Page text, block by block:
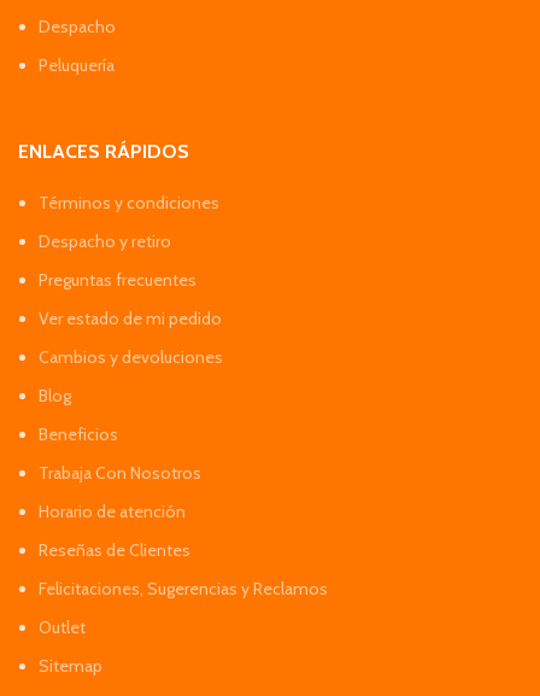
Despacho
Peluquería
ENLACES RÁPIDOS
Términos y condiciones
Despacho y retiro
Preguntas frecuentes
Ver estado de mi pedido
Cambios y devoluciones
Blog
Beneficios
Trabaja Con Nosotros
Horario de atención
Reseñas de Clientes
Felicitaciones, Sugerencias y Reclamos
Outlet
Sitemap